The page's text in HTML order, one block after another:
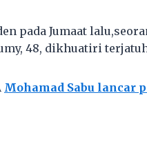
pada Jumaat
48, dikhuatiri
Mohamad Sabu lancar